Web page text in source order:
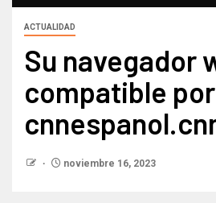
ACTUALIDAD
Su navegador
compatible por
noviembre 16, 2023